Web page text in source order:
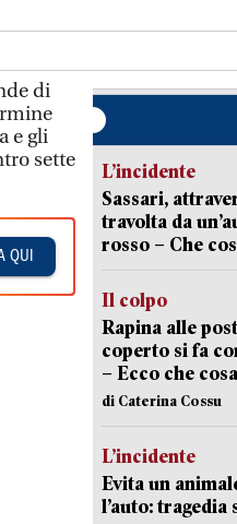
di
e gli
sette
QUI
L’incidente
Sassari,
travolta da
rosso – Che
Il colpo
Rapina alle
coperto si fa
– Ecco che
di Caterina Cossu
L’incidente
Evita un
l’auto: